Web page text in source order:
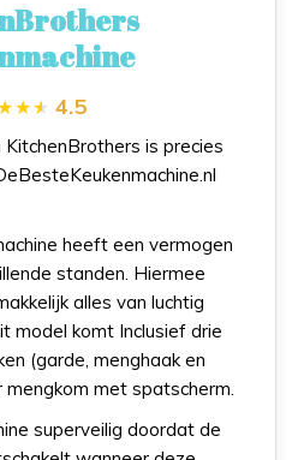
4.5
is precies
heeft een vermogen
standen. Hiermee
alles van luchtig
model komt Inclusief drie
(garde, menghaak en
met spatscherm.
superveilig doordat de